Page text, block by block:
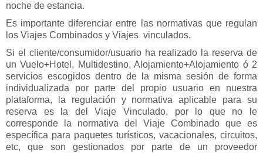
Caribe
Canarias
Baleares
noche de estancia.
Es importante diferenciar entre las normativas que regulan
los Viajes Combinados y Viajes vinculados.
Si el cliente/consumidor/usuario ha realizado la reserva de
un Vuelo+Hotel, Multidestino, Alojamiento+Alojamiento ó 2
servicios escogidos dentro de la misma sesión de forma
individualizada por parte del propio usuario en nuestra
plataforma, la regulación y normativa aplicable para su
reserva es la del Viaje Vinculado, por lo que no le
corresponde la normativa del Viaje Combinado que es
específica para paquetes turísticos, vacacionales, circuitos,
etc, que son gestionados por parte de un proveedor